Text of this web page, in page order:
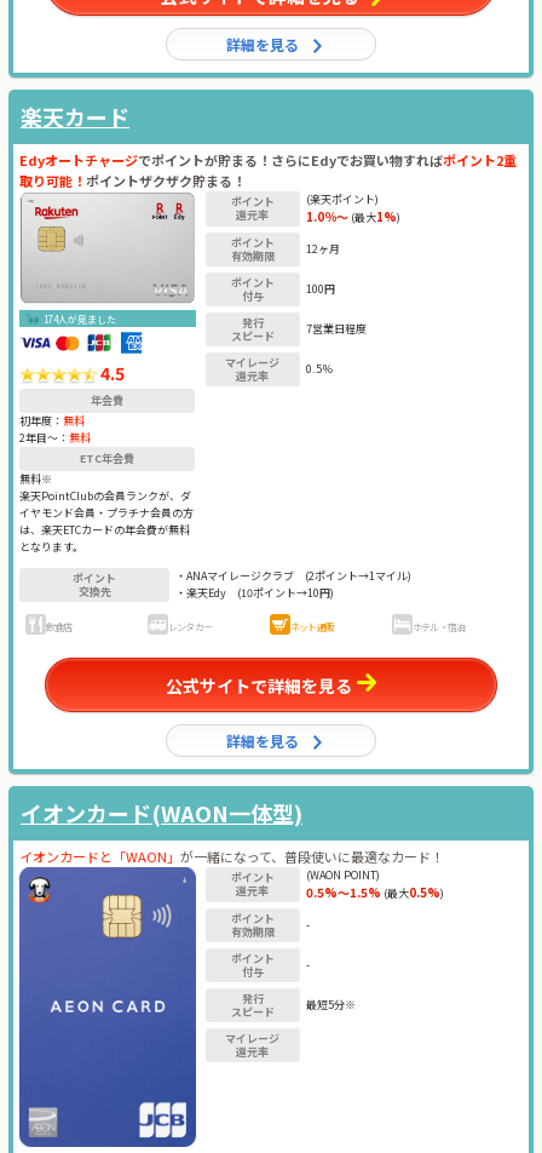
詳細を見る
楽天カード
Edyオートチャージでポイントが貯まる！さらにEdyでお買い物すればポイント2重
取り可能！ ポイントザクザク貯まる！
174人が見ました
4.5
年会費
初年度： 無料
2年目〜： 無料
ETC年会費
無料※
楽天PointClubの会員ランクが、ダ
イヤモンド会員・プラチナ会員の方
は、楽天ETCカードの年会費が無料
となります。
ポイント
還元率
(楽天ポイント)
1.0％～(最大1%)
ポイント
有効期限
12ヶ月
ポイント
付与
100円
発行
スピード
7営業日程度
マイレージ
還元率
0.5％
ポイント
交換先
・ANAマイレージクラブ (2ポイント→1マイル)
・楽天Edy (10ポイント→10円)
飲食店 レンタカー ネット通販 ホテル・宿泊
公式サイトで詳細を見る
詳細を見る
イオンカード(WAON一体型)
イオンカードと「WAON」 が一緒になって、普段使いに最適なカード！
ポイント
還元率
(WAON POINT)
0.5%～1.5% (最大0.5%)
ポイント
有効期限
-
ポイント
付与
-
発行
スピード
最短5分※
マイレージ
還元率